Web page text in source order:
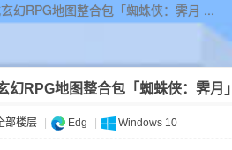
幻RPG地图整合包「蜘蛛侠：霁月 ...
幻RPG地图整合包「蜘蛛侠：霁月」
部楼层 Edg Windows 10